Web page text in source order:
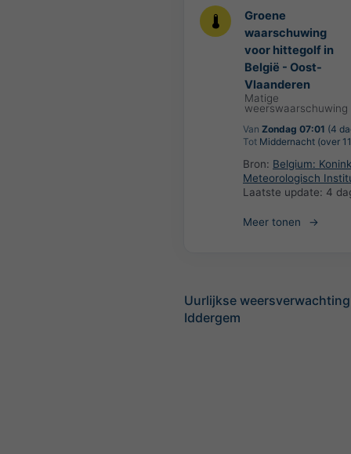
Groene
waarschuwing
voor hittegolf in
België - Oost-
Vlaanderen
Matige
weerswaarschuwing
Van Zondag 07:01 (4
Tot Middernacht (over
Bron: Belgium:
Meteorologisch
Laatste update: 4
Meer tonen
Uurlijkse
Iddergem